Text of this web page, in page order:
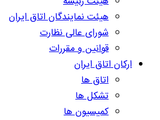
هیئت نمایندگان اتاق ایران
شورای عالی نظارت
قوانین و مقررات
ارکان اتاق ایران
اتاق ها
تشکل ها
کمیسیون ها